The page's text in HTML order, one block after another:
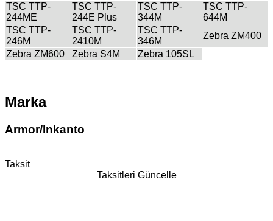
TSC TTP-
244ME
TSC TTP-
244E Plus
TSC TTP-
344M
TSC TTP-
644M
TSC TTP-
246M
TSC TTP-
2410M
TSC TTP-
346M
Zebra ZM400
Zebra ZM600
Zebra S4M Zebra 105SL
Marka
Armor/Inkanto
Taksit
Taksitleri Güncelle